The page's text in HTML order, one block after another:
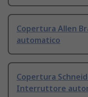
Copertura Allen
automatico
Copertura
Interruttore